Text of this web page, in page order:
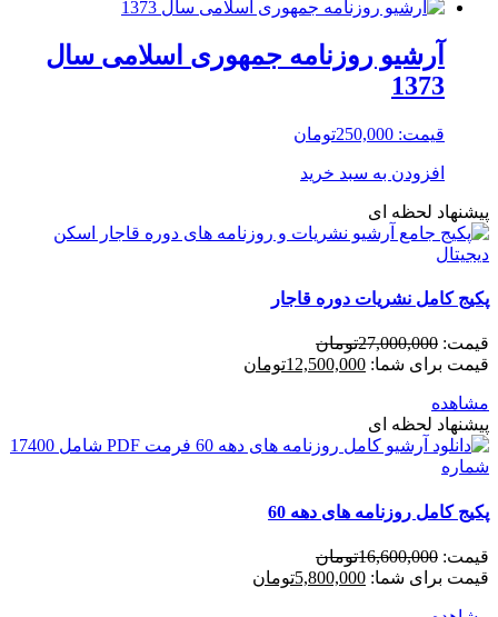
آرشیو روزنامه جمهوری اسلامی سال
1373
قیمت: 250,000تومان
افزودن به سبد خرید
پیشنهاد لحظه ای
پکیج کامل نشریات دوره قاجار
قیمت: 27,000,000تومان
قیمت برای شما: 12,500,000تومان
مشاهده
پیشنهاد لحظه ای
پکیج کامل روزنامه های دهه 60
قیمت: 16,600,000تومان
قیمت برای شما: 5,800,000تومان